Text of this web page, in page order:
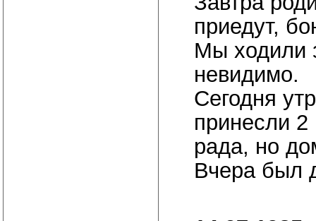
приедут,
Мы ходили
невидимо.
Сегодня
принесли
рада, но
Вчера был